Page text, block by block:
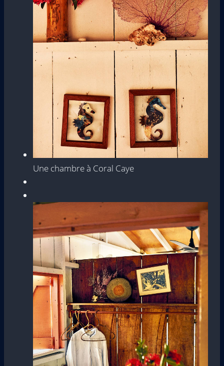
Une chambre à Coral Caye